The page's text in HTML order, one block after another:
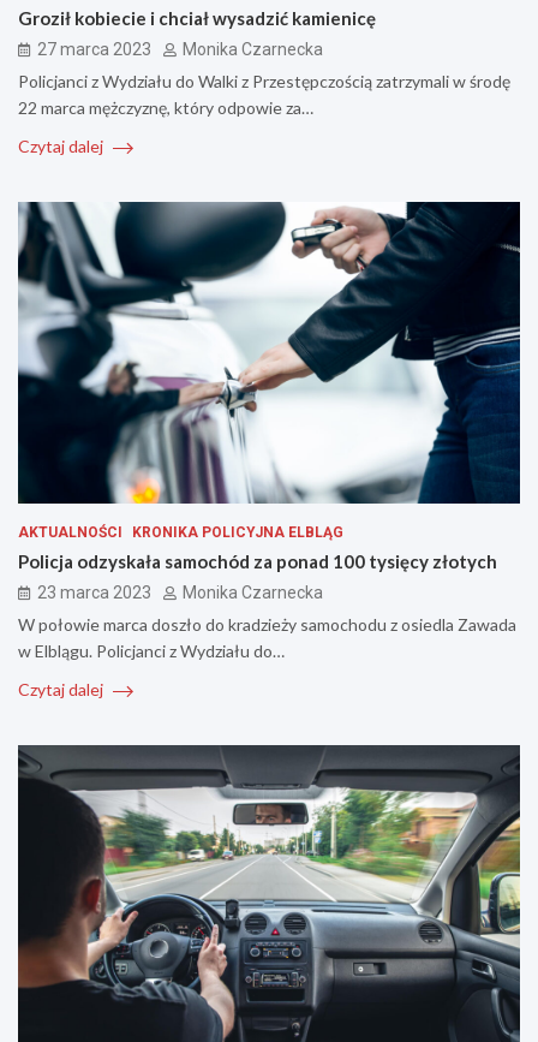
Groził kobiecie i chciał wysadzić kamienicę
27 marca 2023 Monika Czarnecka
Policjanci z Wydziału do Walki z Przestępczością zatrzymali w środę
22 marca mężczyznę, który odpowie za…
Czytaj dalej
AKTUALNOŚCI KRONIKA POLICYJNA ELBLĄG
Policja odzyskała samochód za ponad 100 tysięcy złotych
23 marca 2023 Monika Czarnecka
W połowie marca doszło do kradzieży samochodu z osiedla Zawada
w Elblągu. Policjanci z Wydziału do…
Czytaj dalej